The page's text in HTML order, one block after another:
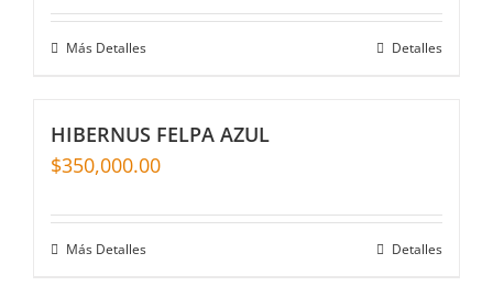
Más Detalles Detalles
HIBERNUS FELPA AZUL
$350,000.00
Más Detalles Detalles